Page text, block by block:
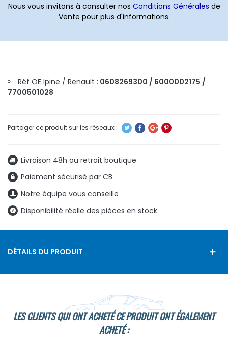
Réf OE lpine / Renault : 0608269300 / 6000002175 /
7700501028
Livraison 48h ou retrait boutique
Paiement sécurisé par CB
Notre équipe vous conseille
Disponibilité réelle des pièces en stock
Nous vous invitons à consulter nos Conditions Générales de
Vente pour plus d'informations.
DÉTAILS DU PRODUIT
LES CLIENTS QUI ONT ACHETÉ CE PRODUIT ONT ÉGALEMENT
ACHETÉ :